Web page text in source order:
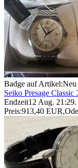
Badge auf Artikel:Neu
Seiko Presage
Endzeit12 Aug. 21:29.
Preis:913,40 EUR,